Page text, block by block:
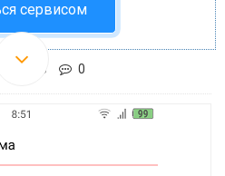
сервисом
0